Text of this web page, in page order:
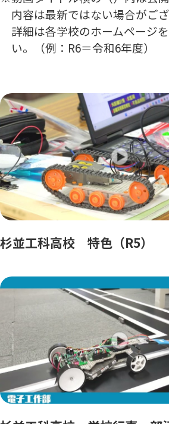
内容は最新ではない場合がござ
詳細は各学校のホームページ
い。（例：R6＝令和6年度）
杉並工科高校 特色（R5）